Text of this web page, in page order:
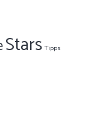
Stars Tipps